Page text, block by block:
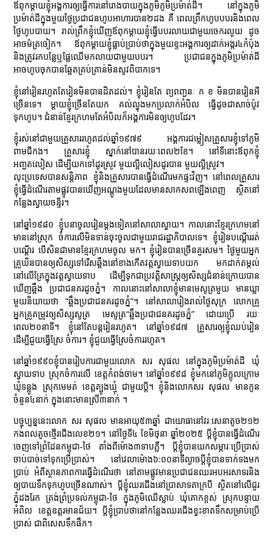
ឪពុកម្ដាយខ្ញុំអង្គការឲ្យធ្វើការនៅរោងបាយក្នុងភូមិភូមិប្រម៉ាត់ដី។ នៅក្នុងភូមិ
ប្រម៉ាត់ដីក្នុងមួយថ្ងៃប្រជាជនហូបអាហារបាន២ដង គឺ ពេលព្រឹកហូបបបរនិងពេល
ថ្ងៃហូបបាយ។ រាល់ព្រឹកខ្ញុំឃើញឪពុកម្ដាយខ្ញុំធ្វើបបរលាយជាមួយចេករលួយ ដូច
អាចម៌ត្រចៀក។ ឪពុកម្ដាយខ្ញុំធ្លាប់ប្រាប់ថាក្នុងមួយខ្ទះអង្គការឲ្យដាក់អង្ករ៤កំប៉ុង
និងត្រូវរកបន្លែឬផ្លែឈើមកលាយជាមួយបបរ។ ប្រជាជនក្នុងភូមិប្រម៉ាត់ដី
អាចហូបចុកបានឆ្អែតគ្រប់គ្រាន់មិនសូវពិបាកទេ។
ខ្ញុំនៅរៀនរហូតតែរៀនមិនបានដិតដល់។ ខ្ញុំរៀនតែ ព្យពញ្ជនៈ ក ខ មិនបានរៀនអី
ច្រើនទេ។ ម្ដាយខ្ញុំច្រើនតែយក គល់ល្ហុងមកប្រលាក់អំបិល ធ្វើដូចជាសាច់ប៉ូវ
ទុកហូប។ ជំនាន់ខ្មែរក្រហមតែអំបិលក៏អង្គការមិនឲ្យហូបដែរ។
ខ្ញុំរស់នៅជាមួយគ្រួសាររហូតដល់ឆ្នាំ១៩៧៩ អង្គការជម្លៀសគ្រួសារខ្ញុំទៅភូមិ
ពាមជីកង។ គ្រួសារខ្ញុំ ស្នាក់នៅបានរយៈពេល២ខែ។ នៅទីនោះឪពុកខ្ញុំ
អញ្ជតលៀស ដើម្បីយកទៅដូរស្រូវ មួយល្អីលៀសដូរបាន មួយល្អីស្រូវ។
លុះប្រទេសបានសន្តិភាព ខ្ញុំនិងគ្រួសារបានធ្វើដំណើរមកផ្ទះវិញ។ នៅពេលគ្រួសារ
ខ្ញុំធ្វើដំណើរតាមផ្លូវបានឃើញអណ្ដូងមួយដែលមានសាកសពឡើងពេញ ស្ថិតនៅ
កន្លែងស្វាយចន្ទីរ។
នៅឆ្នាំ១៩៨០ ខ្ញុំបនាចូលរៀនម្ដងទៀតនៅសាលាស្វាយ។ កាលនោះខ្មែរក្រហមនៅ
មាននៅស្រុក ចំការលើមិនទាន់ចុះចូលជាមួយរាជរដ្ឋាភិបាលទេ។ ខ្ញុំរៀនបណ្ដើររត់
បណ្ដើរ បើសិនជាមានខ្មែរក្រហមចូល មក។ ខ្ញុំរៀនបានច្រើនគួរសម។ ថ្ងៃមួយអ្នក
គ្រូឃិនបានឲ្យសិស្សទៅរើសឆ្អឹងនៅខាងកើតវត្តស្វាយទាបយក មកដាក់តម្កល់
នៅលើគ្រែក្នុងវត្តស្វាយទាប ដើម្បីទុកជាប្រវត្តិសាស្រ្តឲ្យសិស្សជំនាន់ក្រោយបាន
ឃើញឆ្អឹង ប្រជាជនគរដូចភ្នំ។ កាលនោះនៅសាលាខ្ញុំមានមេសូត្រមួយ មានឃ្លា
មួយនិយាយថា “ឆ្អឹងប្រជាជនគរដូចភ្នំ”។ នៅសាលារៀងរាល់ថ្ងៃសុក្រ លោកគ្រូ
អ្នកគ្រូតម្រូវឲ្យសិស្សសូត្រ មេសូត្រ“ឆ្អឹងប្រជាជនគរដូចភ្នំ” ដោយប្រើ រយៈ
ពេល២០នាទី។ ខ្ញុំនៅតែបន្តរៀនរហូត។ នៅឆ្នាំ១៩៨៧ គ្រួសារឲ្យខ្ញុំឈប់រៀន
ដើម្បីជួយធ្វើស្រែ ចំការ។ ខ្ញុំជួយធ្វើស្រែចំការរហូត។
នៅឆ្នាំ១៩៩០ខ្ញុំបានរៀបការជាមួយលោក សរ សុផល នៅក្នុងភូមិប្រម៉ាត់ដី ឃុំ
ស្វាយទាប ស្រុកចំការលើ ខេត្តកំពង់ចាម។ នៅឆ្នាំ១៩៩៨ ខ្ញុំមកនៅភូមិក្ដុលក្រោម
ឃុំទន្លូង ស្រុកមេមត់ ខេត្តត្បូងឃ្មុំ ជាមួយប្ដី។ ខ្ញុំនិងលោកសរ សុផល មានកូន
ចំនួន៤នាក់ ក្នុងនោះមានស្រី៣នាក់ ។
បច្ចុប្បន្ននេះលោក សរ សុផល មានអាយុ៥៣ឆ្នាំ ជាយោធានៅវរៈសេនាតូច២១២
កងពលតូចថ្មើរជើងលេខ២១។ នៅថ្ងៃទី៤ ខែមិថុនា ឆ្នាំ២០២៥ ប្ដីខ្ញុំបានធ្វើដំណើរ
ចេញទៅព្រំដែនកម្ពុជា-ថៃ តាំងពីម៉ោង៣ទាបភ្លឺ។ ប្ដីខ្ញុំបានយកសម្ភារៈប្រើប្រាស់
ចាប់បាច់ទៅទុកប្រើប្រាស់។ នៅវេលាម៉ោង៦:០០នាទីល្ងាចប្ដីខ្ញុំបានទាក់ទងមក
ប្រាប់ អំពីស្ថានភាពការធ្វើដំណើរថា នៅតាមផ្លូវមានប្រជាជនឈរអបអរសាទរនិង
ឲ្យបាយទឹកទុកហូបច្រើនណាស់។ ប្ដីខ្ញុំឈរជើងនៅប្រាសាទតាក្របី ស្ថិតនៅលើជួរ
ភ្នំដងរែក ត្រង់ព្រំប្រទល់កម្ពុជា-ថៃ ក្នុងភូមិឈើស្លាប់ ឃុំគោកខ្ពស់ ស្រុកបន្ទាយ
អំពិល ខេត្តឧត្តរមានជ័យ។ ប្ដីខ្ញុំប្រាប់ថានៅកន្លែងឈរជើងខ្វះខាតទឹកសម្រាប់ប្រើ
ប្រាស់ ជាពិសេសទឹកផឹក។